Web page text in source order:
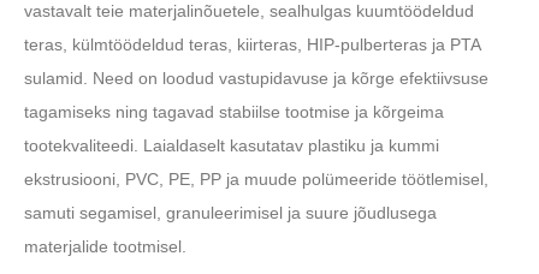
vastavalt teie materjalinõuetele, sealhulgas kuumtöödeldud
teras, külmtöödeldud teras, kiirteras, HIP-pulberteras ja PTA
sulamid. Need on loodud vastupidavuse ja kõrge efektiivsuse
tagamiseks ning tagavad stabiilse tootmise ja kõrgeima
tootekvaliteedi. Laialdaselt kasutatav plastiku ja kummi
ekstrusiooni, PVC, PE, PP ja muude polümeeride töötlemisel,
samuti segamisel, granuleerimisel ja suure jõudlusega
materjalide tootmisel.